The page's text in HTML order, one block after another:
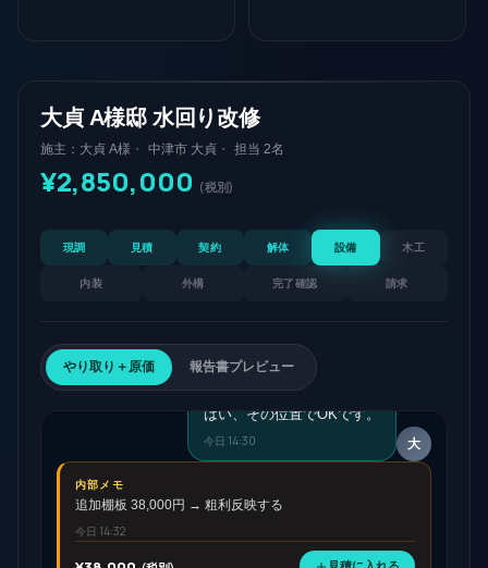
大貞 A様邸 水回り改修
施主： 大貞 A様 中津市 大貞 担当 2名
¥2,850,000 (税別)
現調 見積 契約 解体 設備 木工
内装 外構 完了確認 請求
やり取り＋原価 報告書プレビュー
河
こちらでOKですか？
今日 14:18
河
親方
今日 14:25
河 今日 14:26
大
施主 大貞A様
はい、その位置でOKです。
今日 14:30
内部メモ
追加棚板 38,000円 → 粗利反映する
今日 14:32